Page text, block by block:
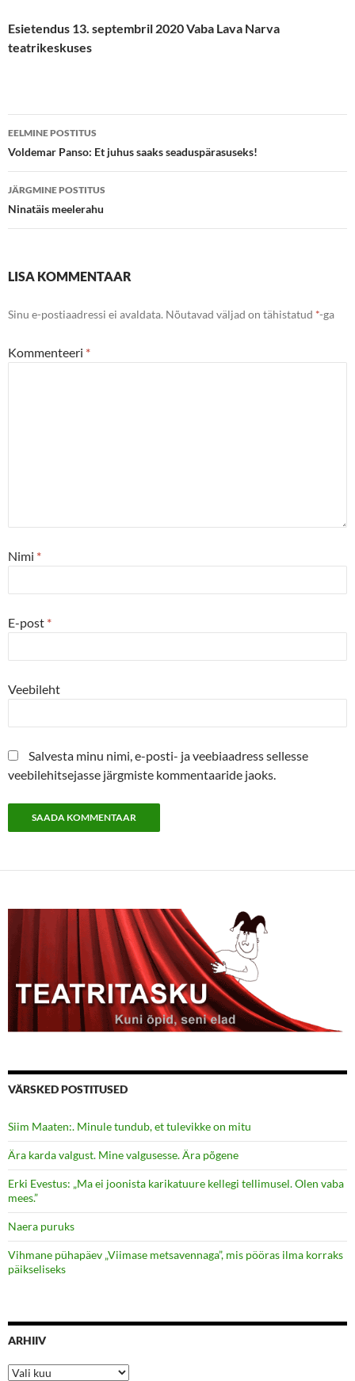
Esietendus 13. septembril 2020 Vaba Lava Narva
teatrikeskuses
Postituste
töölaud
EELMINE POSTITUS
Voldemar Panso: Et juhus saaks seaduspärasuseks!
JÄRGMINE POSTITUS
Ninatäis meelerahu
LISA KOMMENTAAR
Sinu e-postiaadressi ei avaldata. Nõutavad väljad on tähistatud *-ga
Kommenteeri *
Nimi *
E-post *
Veebileht
Salvesta minu nimi, e-posti- ja veebiaadress sellesse
veebilehitsejasse järgmiste kommentaaride jaoks.
VÄRSKED POSTITUSED
Siim Maaten:. Minule tundub, et tulevikke on mitu
Ära karda valgust. Mine valgusesse. Ära põgene
Erki Evestus: „Ma ei joonista karikatuure kellegi tellimusel. Olen vaba
mees.”
Naera puruks
Vihmane pühapäev „Viimase metsavennaga”, mis pööras ilma korraks
päikseliseks
ARHIIV
Arhiiv